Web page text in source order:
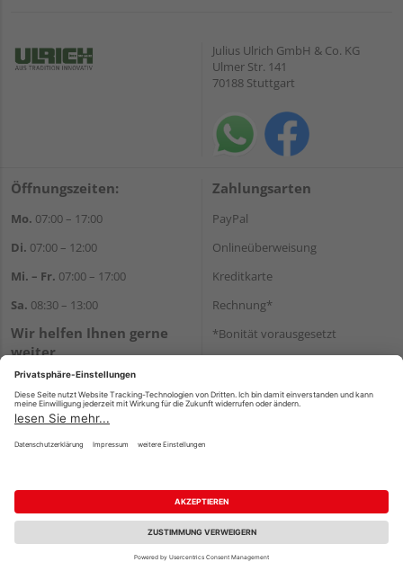
Julius Ulrich GmbH & Co. KG
Ulmer Str. 141
70188 Stuttgart
Öffnungszeiten:
Mo. 07:00 – 17:00
Di. 07:00 – 12:00
Mi. – Fr. 07:00 – 17:00
Sa. 08:30 – 13:00
Wir helfen Ihnen gerne
weiter
Tel.:+49 711 168520
WhatsApp
Zahlungsarten
PayPal
Onlineüberweisung
Kreditkarte
Rechnung*
*Bonität vorausgesetzt
Versand
Impressum AGB Widerruf
Datenschutz
Reservierungsbedingungen
Vertrag widerrufen